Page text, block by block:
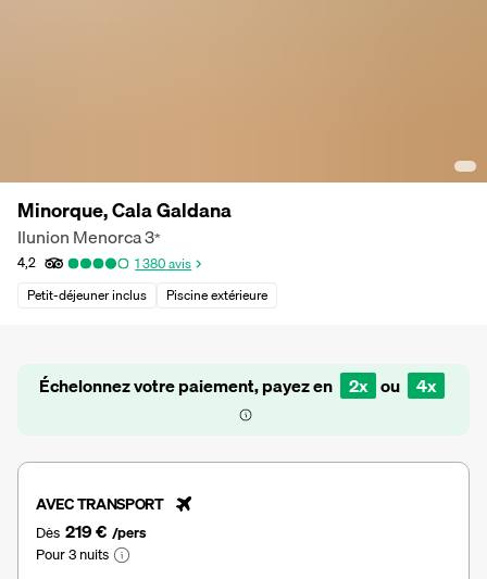
Minorque, Cala Galdana
Ilunion Menorca3*
4,2 1 380avis
Petit-déjeuner inclus
Piscine extérieure
Échelonnez votre paiement, payez en 2x ou 4x
AVEC TRANSPORT
Dès 219 € /pers
Pour 3 nuits